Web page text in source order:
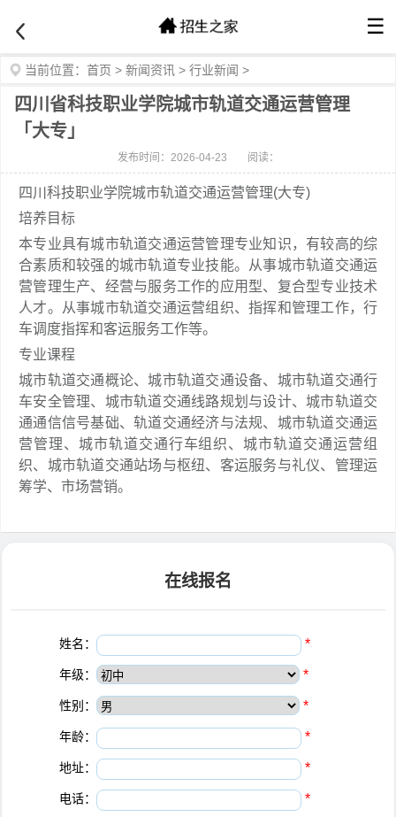
☰
当前位置： 首页 > 新闻资讯 > 行业新闻 >
四川省科技职业学院城市轨道交通运营管理
「大专」
发布时间：2026-04-23 阅读：
四川科技职业学院城市轨道交通运营管理(大专)
培养目标
本专业具有城市轨道交通运营管理专业知识，有较高的综
合素质和较强的城市轨道专业技能。从事城市轨道交通运
营管理生产、经营与服务工作的应用型、复合型专业技术
人才。从事城市轨道交通运营组织、指挥和管理工作，行
车调度指挥和客运服务工作等。
专业课程
城市轨道交通概论、城市轨道交通设备、城市轨道交通行
车安全管理、城市轨道交通线路规划与设计、城市轨道交
通通信信号基础、轨道交通经济与法规、城市轨道交通运
营管理、城市轨道交通行车组织、城市轨道交通运营组
织、城市轨道交通站场与枢纽、客运服务与礼仪、管理运
筹学、市场营销。
在线报名
姓名： *
年级： *
性别： *
年龄： *
地址： *
电话： *